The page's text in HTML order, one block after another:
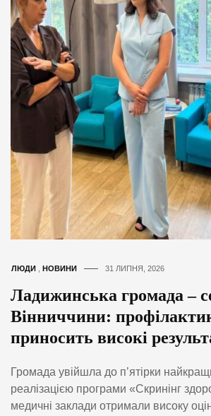
ЛЮДИ НОВИНИ 31 ЛИПНЯ, 2026
Ладижинська громада –
Вінниччини:
приносить високі
Громада увійшла до п’ятірки
реалізацією програми «Скринінг
медичні заклади отримали високу